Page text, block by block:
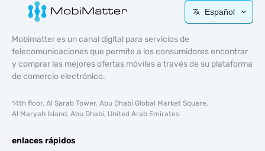
Español
Mobimatter es un canal digital para servicios de
telecomunicaciones que permite a los consumidores encontrar
y comprar las mejores ofertas móviles a través de su plataforma
de comercio electrónico.
14th floor, Al Sarab Tower, Abu Dhabi Global Market Square,
Al Maryah Island, Abu Dhabi, United Arab Emirates
enlaces rápidos